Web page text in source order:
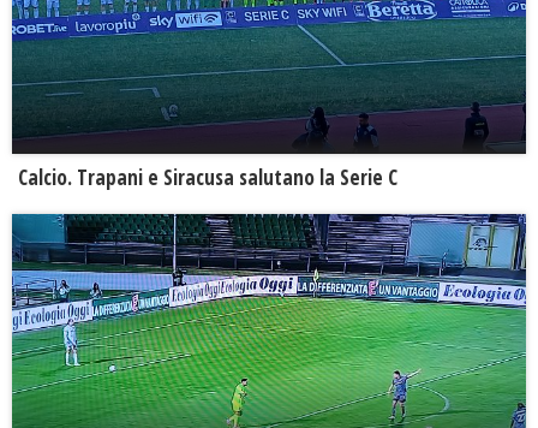
Calcio. Trapani e Siracusa salutano la Serie C